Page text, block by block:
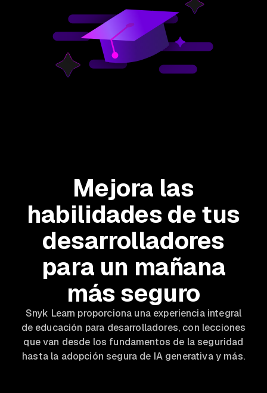
Mejora las
habilidades de tus
desarrolladores
para un mañana
más seguro
Snyk Learn proporciona una experiencia integral
de educación para desarrolladores, con lecciones
que van desde los fundamentos de la seguridad
hasta la adopción segura de IA generativa y más.